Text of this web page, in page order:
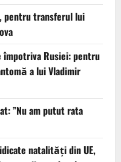
pentru transferul lui
împotriva Rusiei: pentru
a lui Vladimir
”Nu am putut rata
natalități din UE,